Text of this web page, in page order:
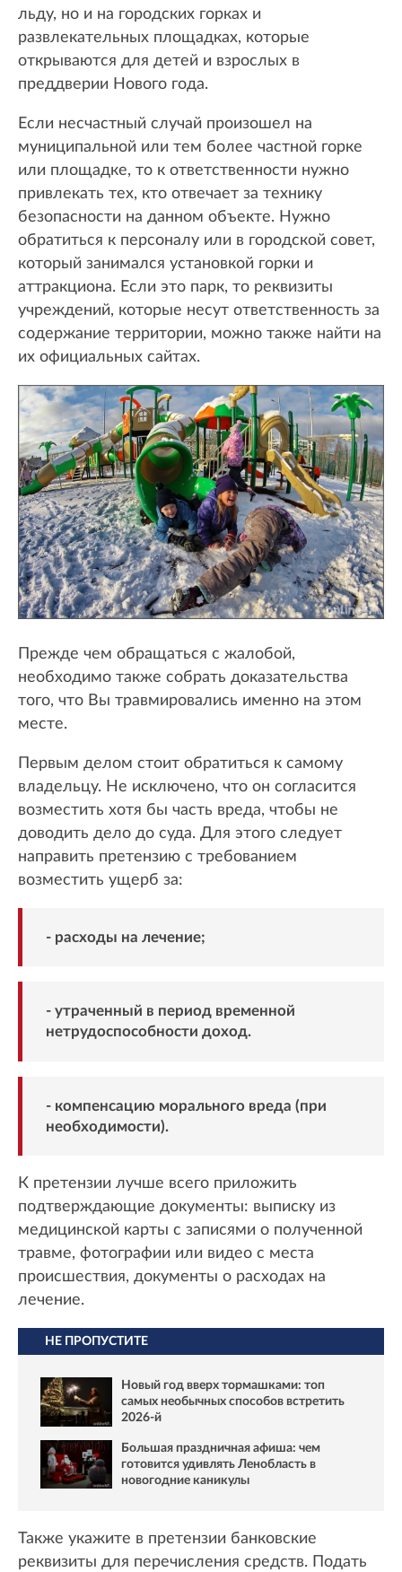
льду, но и на городских горках и
развлекательных площадках, которые
открываются для детей и взрослых в
преддверии Нового года.
Если несчастный случай произошел на
муниципальной или тем более частной горке
или площадке, то к ответственности нужно
привлекать тех, кто отвечает за технику
безопасности на данном объекте. Нужно
обратиться к персоналу или в городской совет,
который занимался установкой горки и
аттракциона. Если это парк, то реквизиты
учреждений, которые несут ответственность за
содержание территории, можно также найти на
их официальных сайтах.
Прежде чем обращаться с жалобой,
необходимо также собрать доказательства
того, что Вы травмировались именно на этом
месте.
Первым делом стоит обратиться к самому
владельцу. Не исключено, что он согласится
возместить хотя бы часть вреда, чтобы не
доводить дело до суда. Для этого следует
направить претензию с требованием
возместить ущерб за:
- расходы на лечение;
- утраченный в период временной
нетрудоспособности доход.
- компенсацию морального вреда (при
необходимости).
К претензии лучше всего приложить
подтверждающие документы: выписку из
медицинской карты с записями о полученной
травме, фотографии или видео с места
происшествия, документы о расходах на
лечение.
НЕ ПРОПУСТИТЕ
Новый год вверх тормашками: топ
самых необычных способов встретить
2026-й
Большая праздничная афиша: чем
готовится удивлять Ленобласть в
новогодние каникулы
Также укажите в претензии банковские
реквизиты для перечисления средств. Подать